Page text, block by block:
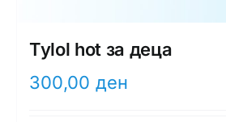
Tylol hot за деца
300,00 ден